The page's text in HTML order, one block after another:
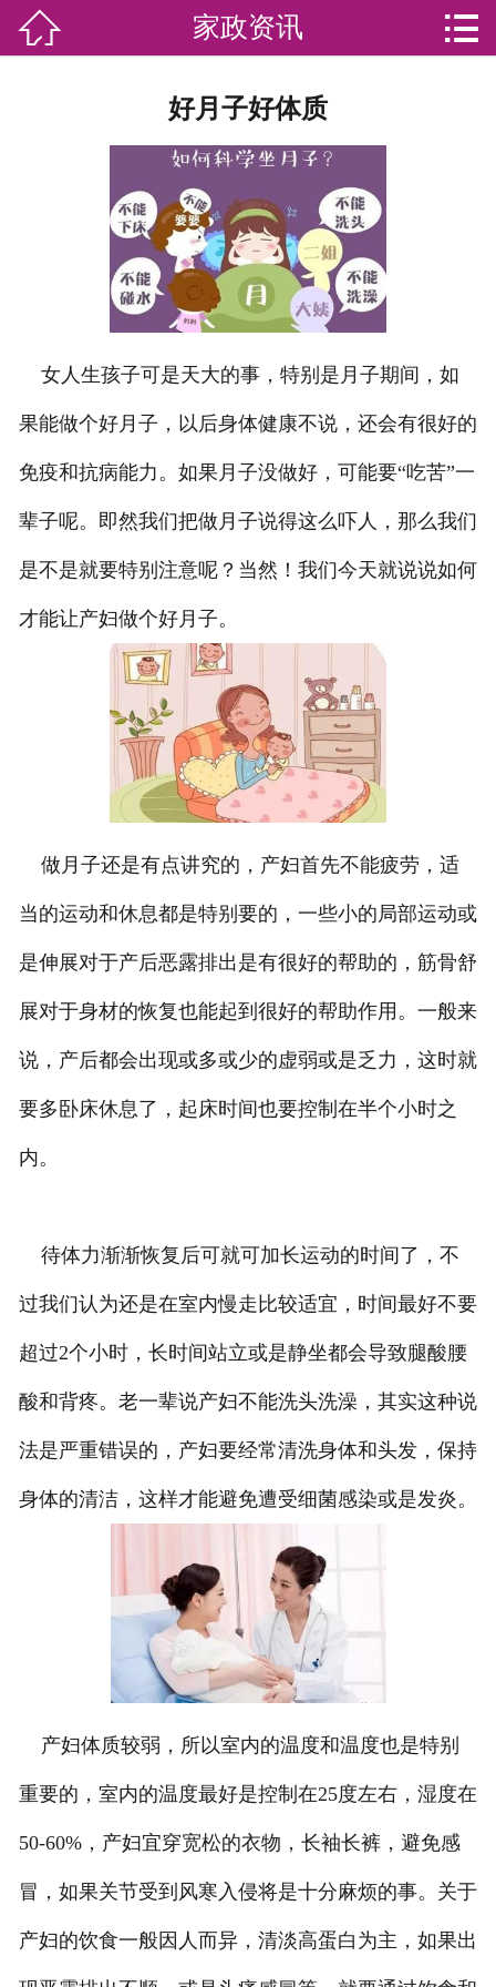
加盟苏家联
荣誉资质
家政资讯
你问我答
关于我们
联系我们
 家政资讯 
好月子好体质
女人生孩子可是天大的事，特别是月子期间，如
果能做个好月子，以后身体健康不说，还会有很好的
免疫和抗病能力。如果月子没做好，可能要“吃苦”一
辈子呢。即然我们把做月子说得这么吓人，那么我们
是不是就要特别注意呢？当然！我们今天就说说如何
才能让产妇做个好月子。
做月子还是有点讲究的，产妇首先不能疲劳，适
当的运动和休息都是特别要的，一些小的局部运动或
是伸展对于产后恶露排出是有很好的帮助的，筋骨舒
展对于身材的恢复也能起到很好的帮助作用。一般来
说，产后都会出现或多或少的虚弱或是乏力，这时就
要多卧床休息了，起床时间也要控制在半个小时之
内。
待体力渐渐恢复后可就可加长运动的时间了，不
过我们认为还是在室内慢走比较适宜，时间最好不要
超过2个小时，长时间站立或是静坐都会导致腿酸腰
酸和背疼。老一辈说产妇不能洗头洗澡，其实这种说
法是严重错误的，产妇要经常清洗身体和头发，保持
身体的清洁，这样才能避免遭受细菌感染或是发炎。
产妇体质较弱，所以室内的温度和温度也是特别
重要的，室内的温度最好是控制在25度左右，湿度在
50-60%，产妇宜穿宽松的衣物，长袖长裤，避免感
冒，如果关节受到风寒入侵将是十分麻烦的事。关于
产妇的饮食一般因人而异，清淡高蛋白为主，如果出